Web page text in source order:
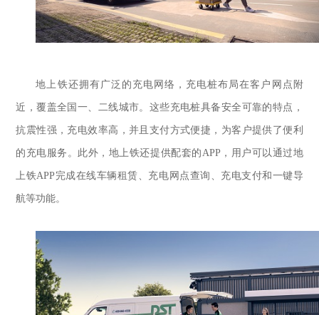
地上铁还拥有广泛的充电网络，充电桩布局在客户网点附
近，覆盖全国一、二线城市。这些充电桩具备安全可靠的特点，
抗震性强，充电效率高，并且支付方式便捷，为客户提供了便利
的充电服务。此外，地上铁还提供配套的 APP，用户可以通过地
上铁APP完成在线车辆租赁、充电网点查询、充电支付和一键导
航等功能。